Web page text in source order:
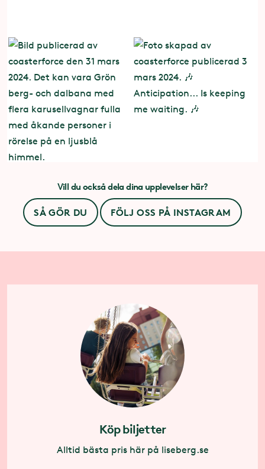
Vill du också dela dina upplevelser här?
SÅ GÖR DU FÖLJ OSS PÅ INSTAGRAM
Köp biljetter
Alltid bästa pris här på liseberg.se